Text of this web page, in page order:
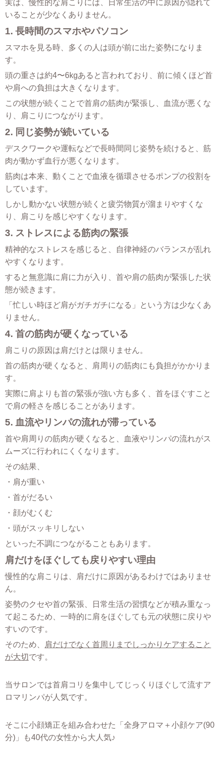
実は、慢性的な肩こりには、日常生活の中に原因が隠れて
いることが少なくありません。
1. 長時間のスマホやパソコン
スマホを見る時、多くの人は頭が前に出た姿勢になりま
す。
頭の重さは約4〜6kgあると言われており、前に傾くほど首
や肩への負担は大きくなります。
この状態が続くことで首肩の筋肉が緊張し、血流が悪くな
り、肩こりにつながります。
2. 同じ姿勢が続いている
デスクワークや運転などで長時間同じ姿勢を続けると、筋
肉が動かず血行が悪くなります。
筋肉は本来、動くことで血液を循環させるポンプの役割を
しています。
しかし動かない状態が続くと疲労物質が溜まりやすくな
り、肩こりを感じやすくなります。
3. ストレスによる筋肉の緊張
精神的なストレスを感じると、自律神経のバランスが乱れ
やすくなります。
すると無意識に肩に力が入り、首や肩の筋肉が緊張した状
態が続きます。
「忙しい時ほど肩がガチガチになる」という方は少なくあ
りません。
4. 首の筋肉が硬くなっている
肩こりの原因は肩だけとは限りません。
首の筋肉が硬くなると、肩周りの筋肉にも負担がかかりま
す。
実際に肩よりも首の緊張が強い方も多く、首をほぐすこと
で肩の軽さを感じることがあります。
5. 血流やリンパの流れが滞っている
首や肩周りの筋肉が硬くなると、血液やリンパの流れがス
ムーズに行われにくくなります。
その結果、
・肩が重い
・首がだるい
・顔がむくむ
・頭がスッキリしない
といった不調につながることもあります。
肩だけをほぐしても戻りやすい理由
慢性的な肩こりは、肩だけに原因があるわけではありませ
ん。
姿勢のクセや首の緊張、日常生活の習慣などが積み重なっ
て起こるため、一時的に肩をほぐしても元の状態に戻りや
すいのです。
そのため、
肩だけでなく首周りまでしっかりケアすること
が大切です。
当サロンでは首肩コリを集中してじっくりほぐして流すア
ロマリンパが人気です。
そこに小顔矯正を組み合わせた「全身アロマ＋小顔ケア(90
分)」も40代の女性から大人気♪